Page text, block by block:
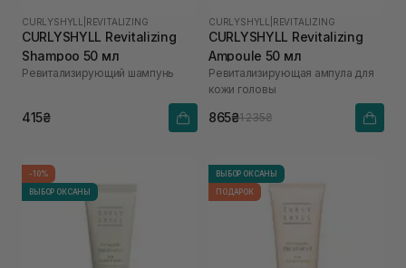
CURLYSHYLL REVITALIZING
CURLYSHYLL Revitalizing
Shampoo 50 мл
Ревитализирующий шампунь
415₴
CURLYSHYLL REVITALIZING
CURLYSHYLL Revitalizing
Ampoule 50 мл
Ревитализирующая ампула для
кожи головы
865₴1 235₴
-10%
ВЫБОР ОКСАНЫ
ВЫБОР ОКСАНЫ
ПОДАРОК